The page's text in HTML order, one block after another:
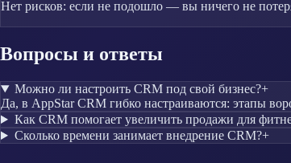
Нет рисков: если не подошло — вы ничего не
Вопросы и ответы
Можно ли настроить CRM под свой бизнес?+
Да, в AppStar CRM гибко настраиваются: этапы
Как CRM помогает увеличить продажи для
Сколько времени занимает внедрение CRM?+